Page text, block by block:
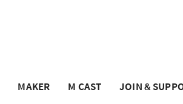
MAKER M CAST JOIN &